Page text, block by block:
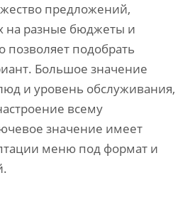
предложений,
на разные бюджеты и
позволяет подобрать
Большое значение
и уровень обслуживания,
всему
значение имеет
меню под формат и